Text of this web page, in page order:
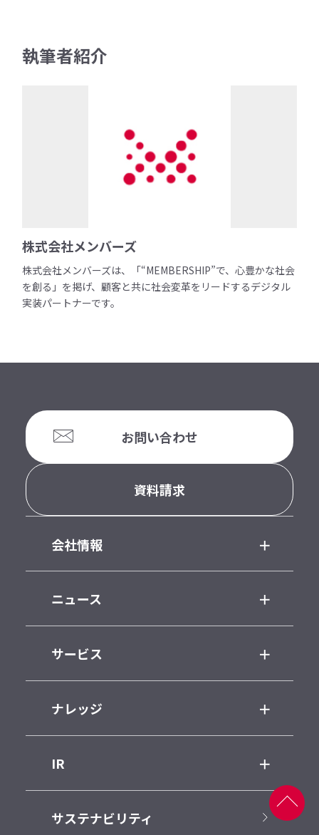
執筆者紹介
株式会社メンバーズ
株式会社メンバーズは、「“MEMBERSHIP”で、心豊かな社会
を創る」を掲げ、顧客と共に社会変革をリードするデジタル
実装パートナーです。
お問い合わせ
資料請求
会社情報
ニュース
サービス
ナレッジ
IR
サステナビリティ